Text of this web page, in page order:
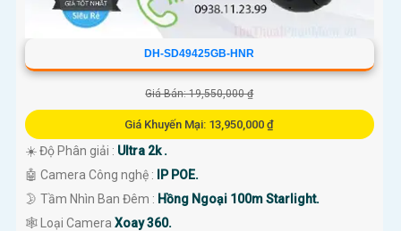
DH-SD49425GB-HNR
Giá Bán: 19,550,000 ₫
Giá Khuyến Mại: 13,950,000 ₫
☀️ Độ Phân giải : Ultra 2k .
🤖️ Camera Công nghệ : IP POE.
🌛 Tầm Nhìn Ban Đêm : Hồng Ngoại 100m Starlight.
🕸️ Loại Camera Xoay 360.